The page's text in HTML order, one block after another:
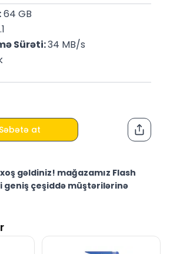
64 GB
Sürəti: 34 MB/s
Səbətə at
gəldiniz! mağazamız Flash
geniş çeşiddə müştərilərinə
fəaliyyət göstərən multibrend
mağazasıdır.